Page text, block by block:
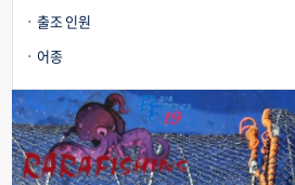
출조 인원
어종